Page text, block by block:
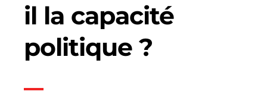
il la capacité
politique ?